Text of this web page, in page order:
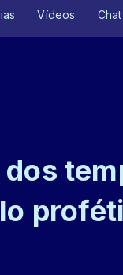
Vídeos Chat